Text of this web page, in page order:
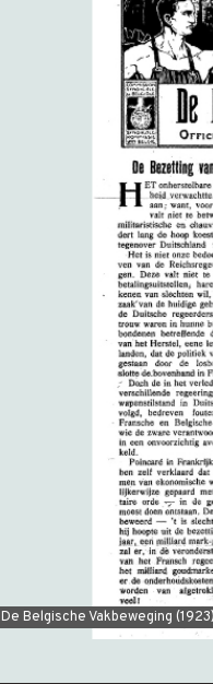
De Belgische Vakbeweging